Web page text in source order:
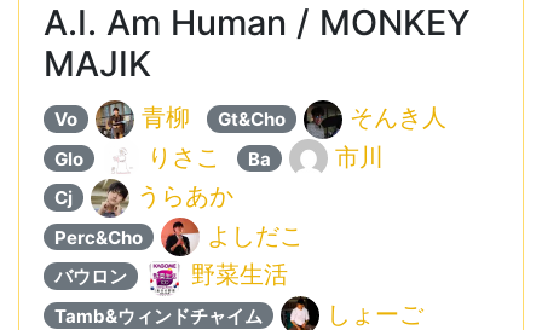
A.I. Am Human / MONKEY
MAJIK
Vo 青柳 Gt&Cho そんき人
Glo りさこ Ba 市川
Cj うらあか
Perc&Cho よしだこ
バウロン 野菜生活
Tamb&ウィンドチャイム しょーご